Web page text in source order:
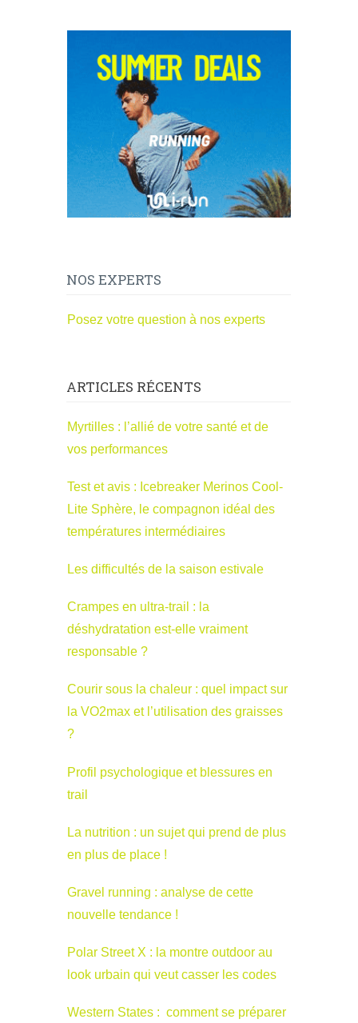
NOS EXPERTS
Posez votre question à nos experts
ARTICLES RÉCENTS
Myrtilles : l’allié de votre santé et de
vos performances
Test et avis : Icebreaker Merinos Cool-
Lite Sphère, le compagnon idéal des
températures intermédiaires
Les difficultés de la saison estivale
Crampes en ultra-trail : la
déshydratation est-elle vraiment
responsable ?
Courir sous la chaleur : quel impact sur
la VO2max et l’utilisation des graisses
?
Profil psychologique et blessures en
trail
La nutrition : un sujet qui prend de plus
en plus de place !
Gravel running : analyse de cette
nouvelle tendance !
Polar Street X : la montre outdoor au
look urbain qui veut casser les codes
Western States : comment se préparer